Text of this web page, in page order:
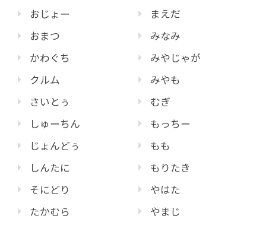
おじょー
おまつ
かわぐち
クルム
さいとぅ
しゅーちん
じょんどぅ
しんたに
そにどり
たかむら
まえだ
みなみ
みやじゃが
みやも
むぎ
もっちー
もも
もりたき
やはた
やまじ